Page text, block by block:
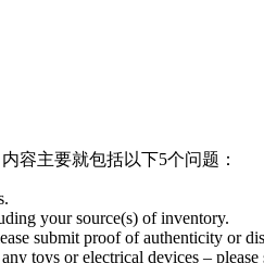
容主要就包括以下5个问题：
your source(s) of inventory.
submit proof of authenticity or
toys or electrical devices –